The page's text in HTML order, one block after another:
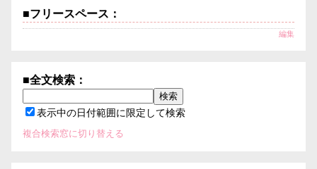
■フリースペース：
編集
■全文検索：
表示中の日付範囲に限定して検索
複合検索窓に切り替える